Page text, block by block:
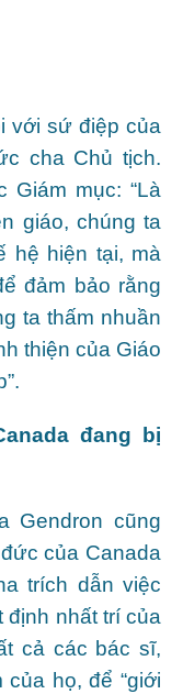
với sứ điệp của
cha Chủ tịch.
Giám mục: “Là
giáo, chúng ta
hệ hiện tại, mà
đảm bảo rằng
ta thấm nhuần
thiện của Giáo
đang bị
Gendron cũng
của Canada
trích dẫn việc
định nhất trí của
cả các bác sĩ,
họ, để “giới